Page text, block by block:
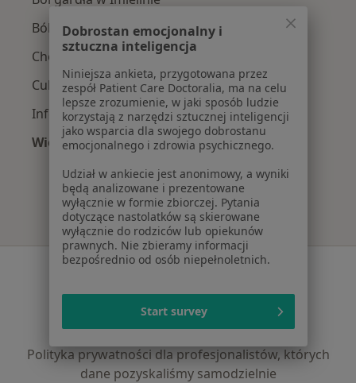
Bóle kręgosłupa w Imielinie
Choroba wieńcowa w Imielinie
Cukrzyca w Imielinie
Infekcje w Imielinie
Więcej (3)
Serwis
Regulamin
Polityka prywatności pacjentów
Polityka prywatności dla profesjonalistów, których
dane pozyskaliśmy samodzielnie
Dobrostan emocjonalny i
sztuczna inteligencja
Niniejsza ankieta, przygotowana przez
zespół Patient Care Doctoralia, ma na celu
lepsze zrozumienie, w jaki sposób ludzie
korzystają z narzędzi sztucznej inteligencji
jako wsparcia dla swojego dobrostanu
emocjonalnego i zdrowia psychicznego.
Udział w ankiecie jest anonimowy, a wyniki
będą analizowane i prezentowane
wyłącznie w formie zbiorczej. Pytania
dotyczące nastolatków są skierowane
wyłącznie do rodziców lub opiekunów
prawnych. Nie zbieramy informacji
bezpośrednio od osób niepełnoletnich.
Start survey